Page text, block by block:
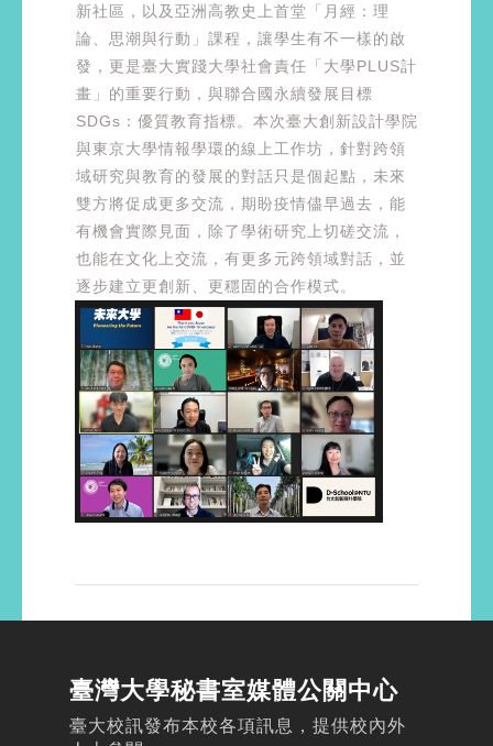
新社區，以及亞洲高教史上首堂「月經：理
論、思潮與行動」課程，讓學生有不一樣的啟
發，更是臺大實踐大學社會責任「大學PLUS計
畫」的重要行動，與聯合國永續發展目標
SDGs：優質教育指標。本次臺大創新設計學院
與東京大學情報學環的線上工作坊，針對跨領
域研究與教育的發展的對話只是個起點，未來
雙方將促成更多交流，期盼疫情儘早過去，能
有機會實際見面，除了學術研究上切磋交流，
也能在文化上交流，有更多元跨領域對話，並
逐步建立更創新、更穩固的合作模式。
臺灣大學秘書室媒體公關中心
臺大校訊發布本校各項訊息，提供校內外